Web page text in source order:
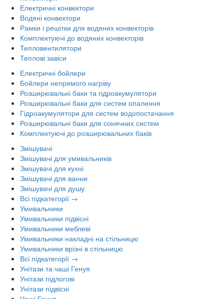
Електричні конвектори
Водяні конвектори
Рамки і решітки для водяних конвекторів
Комплектуючі до водяних конвекторів
Тепловентилятори
Теплові завіси
Електричні бойлери
Бойлери непрямого нагріву
Розширювальні баки та гідроакумулятори
Розширювальні баки для систем опалення
Гідроакумулятори для систем водопостачання
Розширювальні баки для сонячних систем
Комплектуючі до розширювальних баків
Змішувачі
Змішувачі для умивальників
Змішувачі для кухні
Змішувачі для ванни
Змішувачі для душу
Всі підкатегорії →
Умивальники
Умивальники підвісні
Умивальники меблеві
Умивальники накладні на стільницю
Умивальники врізні в стільницю
Всі підкатегорії →
Унітази та чаші Генуя
Унітази підлогові
Унітази підвісні